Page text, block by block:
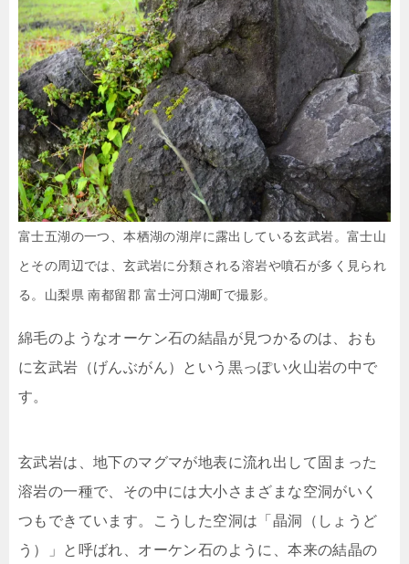
富士五湖の一つ、本栖湖の湖岸に露出している玄武岩。富士山
とその周辺では、玄武岩に分類される溶岩や噴石が多く見られ
る。山梨県 南都留郡 富士河口湖町で撮影。
綿毛のようなオーケン石の結晶が見つかるのは、おも
に玄武岩（げんぶがん）という黒っぽい火山岩の中で
す。
玄武岩は、地下のマグマが地表に流れ出して固まった
溶岩の一種で、その中には大小さまざまな空洞がいく
つもできています。こうした空洞は「晶洞（しょうど
う）」と呼ばれ、オーケン石のように、本来の結晶の